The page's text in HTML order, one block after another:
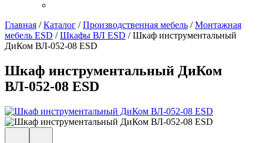
Главная /Каталог /Производственная мебель /Монтажная
мебель ESD /Шкафы ВЛ ESD /Шкаф инструментальный
ДиКом ВЛ-052-08 ESD
Шкаф инструментальный ДиКом
ВЛ-052-08 ESD